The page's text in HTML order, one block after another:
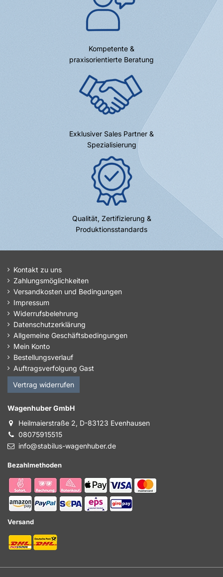
Kompetente &
praxisorientierte Beratung
Exklusiver Sales Partner &
Spezialisierung
Qualität, Zertifizierung &
Produktionsstandards
Kontakt zu uns
Zahlungsmöglichkeiten
Versandkosten und Bedingungen
Impressum
Widerrufsbelehrung
Datenschutzerklärung
Allgemeine Geschäftsbedingungen
Mein Konto
Bestellungsverlauf
Auftragsverfolgung Gast
Vertrag widerrufen
Wagenhuber GmbH
Heilmaierstraße 2, D-83123 Evenhausen
08075915515
info@stabilus-wagenhuber.de
Bezahlmethoden
Versand